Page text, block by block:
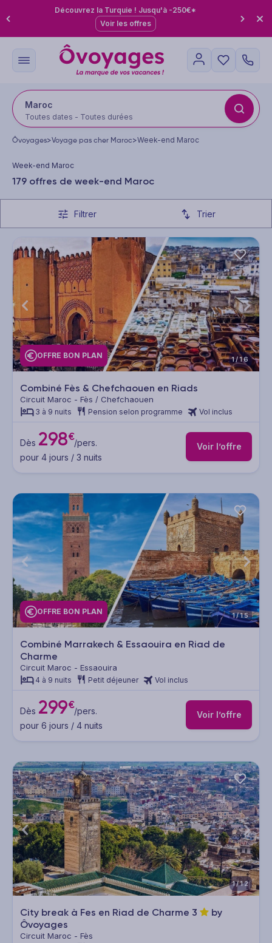
Découvrez la Turquie ! Jusqu'à -250€*
Voir les offres
Maroc
Toutes dates - Toutes durées
Ôvoyages>Voyage pas cher Maroc>Week-end Maroc
Week-end Maroc
179 offres de week-end Maroc
Filtrer Trier
OFFRE BON PLAN 1/16
Combiné Fès & Chefchaouen en Riads
Circuit Maroc - Fès / Chefchaouen
3 à 9 nuits Pension selon programme Vol inclus
Dès 298€/pers.
pour 4 jours / 3 nuits
Voir l’offre
OFFRE BON PLAN 1/15
Combiné Marrakech & Essaouira en Riad de
Charme
Circuit Maroc - Essaouira
4 à 9 nuits Petit déjeuner Vol inclus
Dès 299€/pers.
pour 6 jours / 4 nuits
Voir l’offre
1/12
City break à Fes en Riad de Charme 3
by
Ôvoyages
Circuit Maroc - Fès